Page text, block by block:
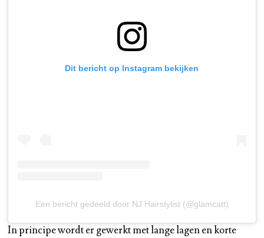
Dit bericht op Instagram bekijken
Een bericht gedeeld door NJ Hairstylist (@glamcatt)
In principe wordt er gewerkt met lange lagen en korte